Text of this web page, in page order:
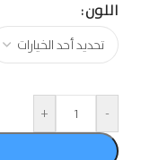
اللون
-
+